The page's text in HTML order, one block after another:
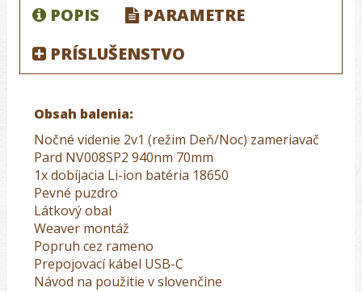
POPIS
PARAMETRE
PRÍSLUŠENSTVO
Obsah balenia:
Nočné videnie 2v1 (režim Deň/Noc) zameriavač
Pard NV008SP2 940nm 70mm
1x dobíjacia Li-ion batéria 18650
Pevné puzdro
Látkový obal
Weaver montáž
Popruh cez rameno
Prepojovací kábel USB-C
Návod na použitie v slovenčine